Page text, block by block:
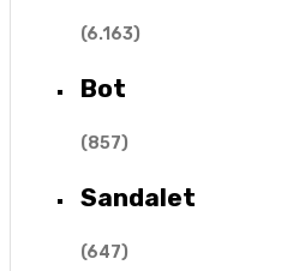
(6.163)
Bot
(857)
Sandalet
(647)